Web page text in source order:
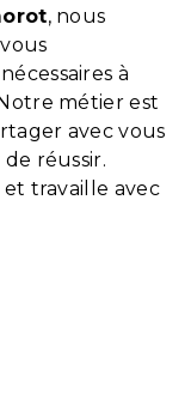
, nous
à
métier est
avec vous
réussir.
travaille avec